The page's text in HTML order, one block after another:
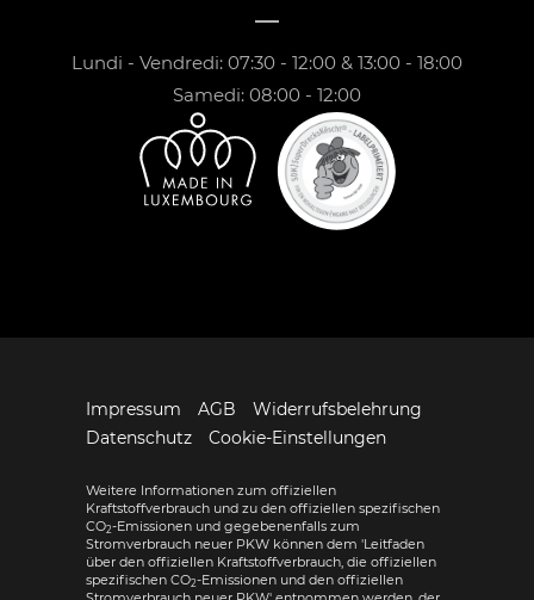
Lundi - Vendredi: 07:30 - 12:00 & 13:00 - 18:00
Samedi: 08:00 - 12:00
Impressum AGB
Widerrufsbelehrung
Datenschutz
Cookie-Einstellungen
Weitere Informationen zum offiziellen
Kraftstoffverbrauch und zu den offiziellen spezifischen
CO2-Emissionen und gegebenenfalls zum
Stromverbrauch neuer PKW können dem 'Leitfaden
über den offiziellen Kraftstoffverbrauch, die offiziellen
spezifischen CO2-Emissionen und den offiziellen